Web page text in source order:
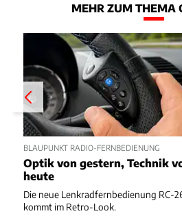
MEHR ZUM THEMA
BLAUPUNKT RADIO-FERNBEDIENUNG
Optik von gestern, Technik
heute
Die neue Lenkradfernbedienung RC-
kommt im Retro-Look.